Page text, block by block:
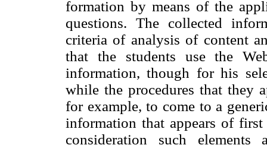
formation by means of the
questions. The collected
criteria of analysis of content
that the students use the
information, though for his
while the procedures that they
for example, to come to a
information that appears of
consideration such